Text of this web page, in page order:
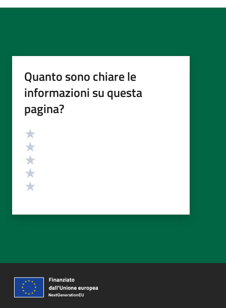
Quanto sono chiare le
informazioni su questa
pagina?
Valutazione